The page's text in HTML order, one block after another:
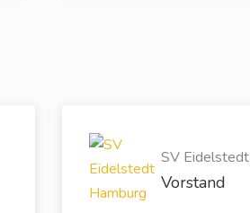
SV Eidelstedt
Vorstand